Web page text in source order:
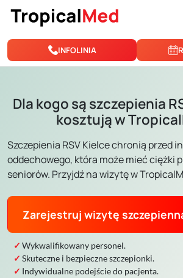
Przejdź do treści
INFOLINIA
Dla kogo są szczepienia
kosztują w
Szczepienia RSV Kielce chronią przed
oddechowego, która może mieć ciężki
seniorów. Przyjdź na wizytę w
Zarejestruj wizytę
Wykwalifikowany personel.
Skuteczne i bezpieczne szczepionki.
Indywidualne podejście do pacjenta.